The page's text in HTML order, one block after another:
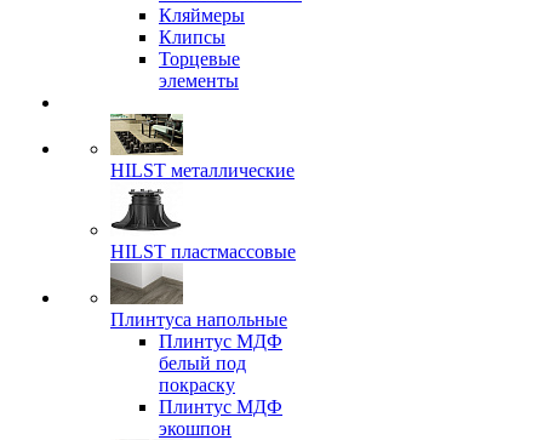
Кляймеры
Клипсы
Торцевые
элементы
HILST металлические
HILST пластмассовые
Плинтуса напольные
Плинтус МДФ
белый под
покраску
Плинтус МДФ
экошпон